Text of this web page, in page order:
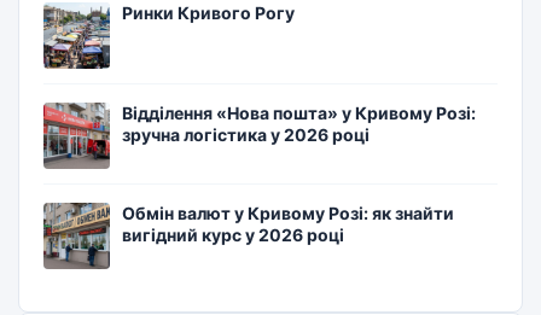
Ринки Кривого Рогу
Відділення «Нова пошта» у Кривому Розі:
зручна логістика у 2026 році
Обмін валют у Кривому Розі: як знайти
вигідний курс у 2026 році